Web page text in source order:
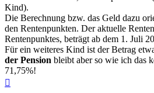
Kind).
Die Berechnung bzw. das Geld dazu
den Rentenpunkten. Der aktuelle
Rentenpunktes, beträgt ab dem 1. Juli
Für ein weiteres Kind ist der Betrag
der Pension bleibt aber so wie ich das
71,75%!